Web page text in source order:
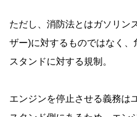
ただし、消防法とはガソリン
ザー)に対するものではなく
スタンドに対する規制。
エンジンを停止させる義務は